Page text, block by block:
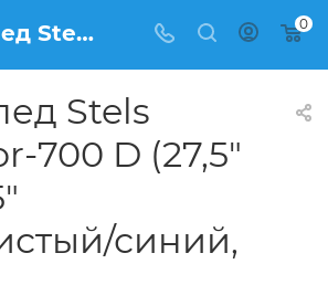
Велосипед Stels Navigator-700 D (27,5" 21ск) 17,5" Серебристый/синий, F010 купить: цена 20 700 рублей в Балашихе | Интернет магазин Вело150 0
Stels
700 D (27,5"
синий,